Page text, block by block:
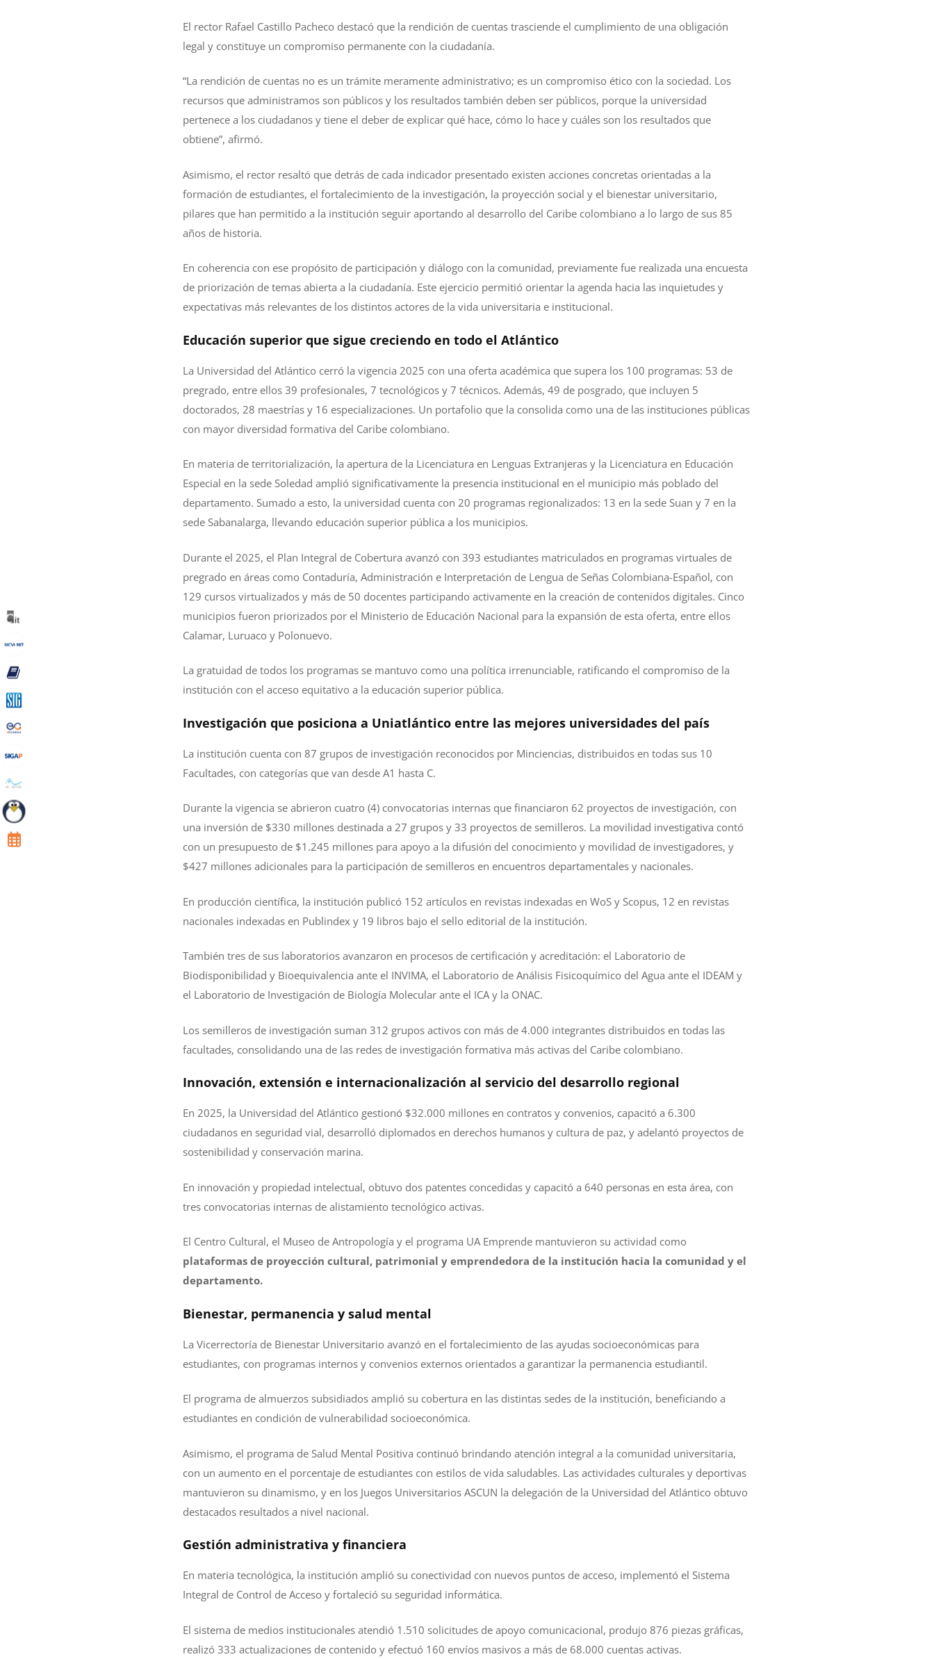
El rector Rafael Castillo Pacheco destacó que la rendición de cuentas trasciende el cumplimiento de una obligación
legal y constituye un compromiso permanente con la ciudadanía.
“La rendición de cuentas no es un trámite meramente administrativo; es un compromiso ético con la sociedad. Los
recursos que administramos son públicos y los resultados también deben ser públicos, porque la universidad
pertenece a los ciudadanos y tiene el deber de explicar qué hace, cómo lo hace y cuáles son los resultados que
obtiene”, afirmó.
Asimismo, el rector resaltó que detrás de cada indicador presentado existen acciones concretas orientadas a la
formación de estudiantes, el fortalecimiento de la investigación, la proyección social y el bienestar universitario,
pilares que han permitido a la institución seguir aportando al desarrollo del Caribe colombiano a lo largo de sus 85
años de historia.
En coherencia con ese propósito de participación y diálogo con la comunidad, previamente fue realizada una encuesta
de priorización de temas abierta a la ciudadanía. Este ejercicio permitió orientar la agenda hacia las inquietudes y
expectativas más relevantes de los distintos actores de la vida universitaria e institucional.
Educación superior que sigue creciendo en todo el Atlántico
La Universidad del Atlántico cerró la vigencia 2025 con una oferta académica que supera los 100 programas: 53 de
pregrado, entre ellos 39 profesionales, 7 tecnológicos y 7 técnicos. Además, 49 de posgrado, que incluyen 5
doctorados, 28 maestrías y 16 especializaciones. Un portafolio que la consolida como una de las instituciones públicas
con mayor diversidad formativa del Caribe colombiano.
En materia de territorialización, la apertura de la Licenciatura en Lenguas Extranjeras y la Licenciatura en Educación
Especial en la sede Soledad amplió significativamente la presencia institucional en el municipio más poblado del
departamento. Sumado a esto, la universidad cuenta con 20 programas regionalizados: 13 en la sede Suan y 7 en la
sede Sabanalarga, llevando educación superior pública a los municipios.
Durante el 2025, el Plan Integral de Cobertura avanzó con 393 estudiantes matriculados en programas virtuales de
pregrado en áreas como Contaduría, Administración e Interpretación de Lengua de Señas Colombiana-Español, con
129 cursos virtualizados y más de 50 docentes participando activamente en la creación de contenidos digitales. Cinco
municipios fueron priorizados por el Ministerio de Educación Nacional para la expansión de esta oferta, entre ellos
Calamar, Luruaco y Polonuevo.
La gratuidad de todos los programas se mantuvo como una política irrenunciable, ratificando el compromiso de la
institución con el acceso equitativo a la educación superior pública.
Investigación que posiciona a Uniatlántico entre las mejores universidades del país
La institución cuenta con 87 grupos de investigación reconocidos por Minciencias, distribuidos en todas sus 10
Facultades, con categorías que van desde A1 hasta C.
Durante la vigencia se abrieron cuatro (4) convocatorias internas que financiaron 62 proyectos de investigación, con
una inversión de $330 millones destinada a 27 grupos y 33 proyectos de semilleros. La movilidad investigativa contó
con un presupuesto de $1.245 millones para apoyo a la difusión del conocimiento y movilidad de investigadores, y
$427 millones adicionales para la participación de semilleros en encuentros departamentales y nacionales.
En producción científica, la institución publicó 152 artículos en revistas indexadas en WoS y Scopus, 12 en revistas
nacionales indexadas en Publindex y 19 libros bajo el sello editorial de la institución.
También tres de sus laboratorios avanzaron en procesos de certificación y acreditación: el Laboratorio de
Biodisponibilidad y Bioequivalencia ante el INVIMA, el Laboratorio de Análisis Fisicoquímico del Agua ante el IDEAM y
el Laboratorio de Investigación de Biología Molecular ante el ICA y la ONAC.
Los semilleros de investigación suman 312 grupos activos con más de 4.000 integrantes distribuidos en todas las
facultades, consolidando una de las redes de investigación formativa más activas del Caribe colombiano.
Innovación, extensión e internacionalización al servicio del desarrollo regional
En 2025, la Universidad del Atlántico gestionó $32.000 millones en contratos y convenios, capacitó a 6.300
ciudadanos en seguridad vial, desarrolló diplomados en derechos humanos y cultura de paz, y adelantó proyectos de
sostenibilidad y conservación marina.
En innovación y propiedad intelectual, obtuvo dos patentes concedidas y capacitó a 640 personas en esta área, con
tres convocatorias internas de alistamiento tecnológico activas.
El Centro Cultural, el Museo de Antropología y el programa UA Emprende mantuvieron su actividad como
plataformas de proyección cultural, patrimonial y emprendedora de la institución hacia la comunidad y el
departamento.
Bienestar, permanencia y salud mental
La Vicerrectoría de Bienestar Universitario avanzó en el fortalecimiento de las ayudas socioeconómicas para
estudiantes, con programas internos y convenios externos orientados a garantizar la permanencia estudiantil.
El programa de almuerzos subsidiados amplió su cobertura en las distintas sedes de la institución, beneficiando a
estudiantes en condición de vulnerabilidad socioeconómica.
Asimismo, el programa de Salud Mental Positiva continuó brindando atención integral a la comunidad universitaria,
con un aumento en el porcentaje de estudiantes con estilos de vida saludables. Las actividades culturales y deportivas
mantuvieron su dinamismo, y en los Juegos Universitarios ASCUN la delegación de la Universidad del Atlántico obtuvo
destacados resultados a nivel nacional.
Gestión administrativa y financiera
En materia tecnológica, la institución amplió su conectividad con nuevos puntos de acceso, implementó el Sistema
Integral de Control de Acceso y fortaleció su seguridad informática.
El sistema de medios institucionales atendió 1.510 solicitudes de apoyo comunicacional, produjo 876 piezas gráficas,
realizó 333 actualizaciones de contenido y efectuó 160 envíos masivos a más de 68.000 cuentas activas.